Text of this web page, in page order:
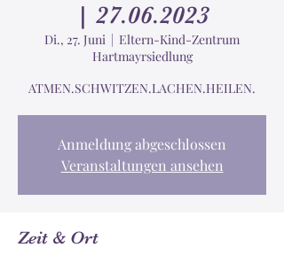
| 27.06.2023
Di., 27. Juni
  |
Eltern-Kind-Zentrum
Hartmayrsiedlung
ATMEN.SCHWITZEN.LACHEN.HEILEN.
Anmeldung abgeschlossen
Veranstaltungen ansehen
Zeit & Ort